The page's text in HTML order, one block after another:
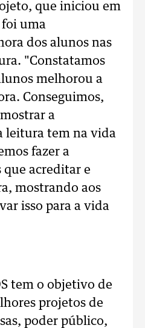
que iniciou em
uma
dos alunos nas
"Constatamos
melhorou a
Conseguimos,
a
leitura tem na vida
fazer a
que acreditar e
mostrando aos
isso para a vida
tem o objetivo de
projetos de
poder público,